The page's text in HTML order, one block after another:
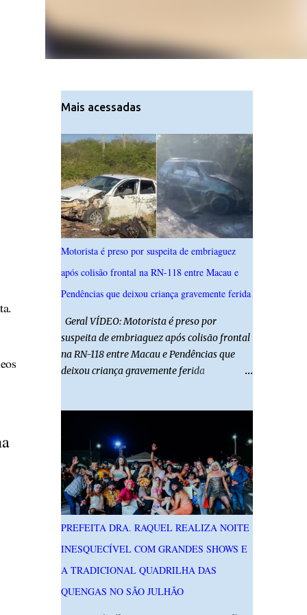
Mais acessadas
Motorista é preso por suspeita de embriaguez
após colisão frontal na RN-118 entre Macau e
Pendências que deixou criança gravemente ferida
Geral VÍDEO: Motorista é preso por
suspeita de embriaguez após colisão frontal
na RN-118 entre Macau e Pendências que
deixou criança gravemente ferida
embriagado após um acidente que deixou
uma criança de 11 anos gravemente ferida
na manhã deste sábado (1º), na RN-118,
entre Macau e Pendências. Segundo a Polícia
Militar, dois carros que seguiam em sentidos
opostos bateram de frente. Um dos
condutores apresentava sinais de
embriaguez, foi levado ao Hospital Regional
Tarcísio Maia, em Mossoró, e autuado em
flagrante. O exame pericial para confirmar a
presença de álcool no organismo está em
PREFEITA DRA. RAQUEL REALIZA NOITE
INESQUECÍVEL COM GRANDES SHOWS E
A TRADICIONAL QUADRILHA DAS
QUENGAS NO SÃO JULHÃO